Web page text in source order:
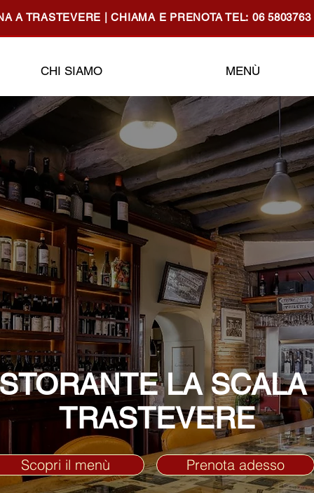
A TRASTEVERE | CHIAMA E PRENOTA TEL: 06 5803763
CHI SIAMO MENÙ
LA SCALA
TRASTEVERE
Scopri il menù Prenota adesso